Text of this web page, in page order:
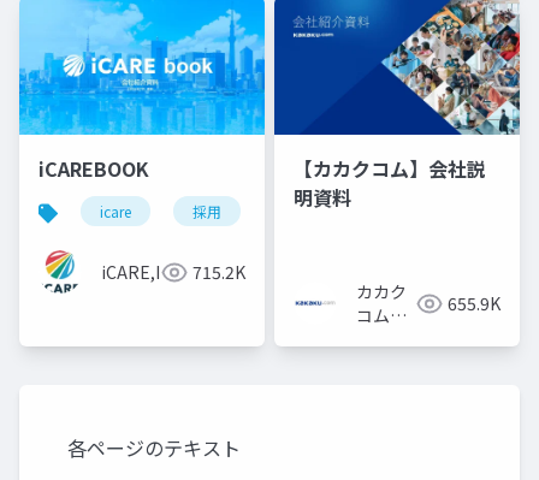
iCAREBOOK
icare 採用 カルチャーデック
iCARE,Inc 715.2K
【カカクコム】会社説
明資料
カカク
コム採
655.9K
各ページのテキスト